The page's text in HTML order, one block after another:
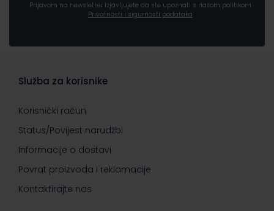
Prijavom na newsletter izjavljujete da ste upoznati s našom politikom
Privatnosti i sigurnosti podataka
Služba za korisnike
Korisnički račun
Status/Povijest narudžbi
Informacije o dostavi
Povrat proizvoda i reklamacije
Kontaktirajte nas